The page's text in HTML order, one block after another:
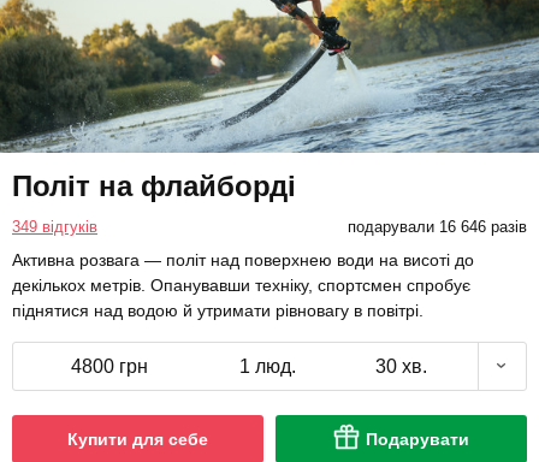
Політ на флайборді
349 відгуків подарували 16 646 разів
Активна розвага — політ над поверхнею води на висоті до
декількох метрів. Опанувавши техніку, спортсмен спробує
піднятися над водою й утримати рівновагу в повітрі.
4800 грн 1 люд. 30 хв.
Купити для себе Подарувати